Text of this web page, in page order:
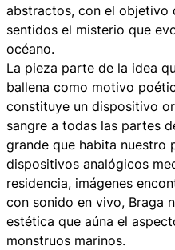
abstractos, con el objetivo
sentidos el misterio que
océano.
La pieza parte de la idea
ballena como motivo
constituye un dispositivo
sangre a todas las partes
grande que habita nuestro
dispositivos analógicos
residencia, imágenes
con sonido en vivo, Braga
estética que aúna el
monstruos marinos.